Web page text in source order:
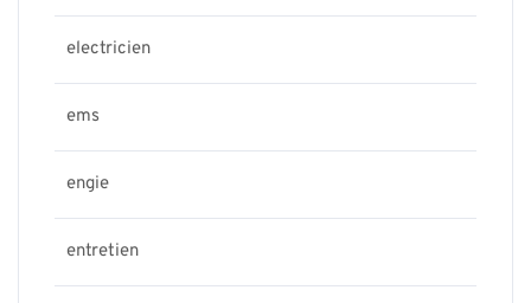
electricien
ems
engie
entretien